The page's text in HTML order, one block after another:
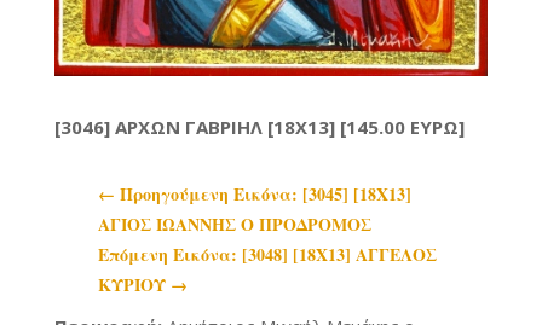
[3046] ΑΡΧΩΝ ΓΑΒΡΙΗΛ [18X13] [145.00 ΕΥΡΩ]
← Προηγoύμενη Εικόνα: [3045] [18Χ13]
ΑΓΙΟΣ ΙΩΑΝΝΗΣ Ο ΠΡΟΔΡΟΜΟΣ
Επόμενη Εικόνα: [3048] [18Χ13] ΑΓΓΕΛΟΣ
ΚΥΡΙΟΥ→